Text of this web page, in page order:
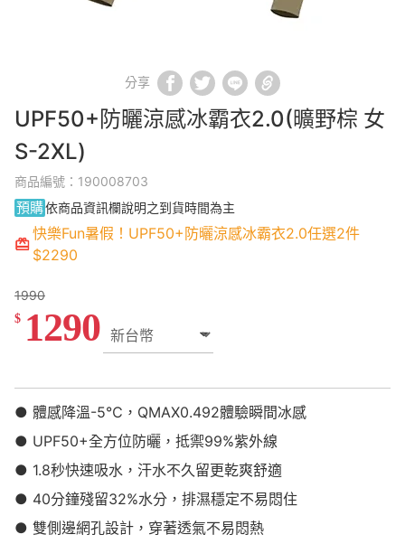
分享
UPF50+防曬涼感冰霸衣2.0(曠野棕 女
S-2XL)
商品編號：190008703
預購依商品資訊欄說明之到貨時間為主
快樂Fun暑假！UPF50+防曬涼感冰霸衣2.0任選2件
$2290
1990
$ 1290
● 體感降溫-5℃，QMAX0.492體驗瞬間冰感
● UPF50+全方位防曬，抵禦99%紫外線
● 1.8秒快速吸水，汗水不久留更乾爽舒適
● 40分鐘殘留32%水分，排濕穩定不易悶住
● 雙側邊網孔設計，穿著透氣不易悶熱